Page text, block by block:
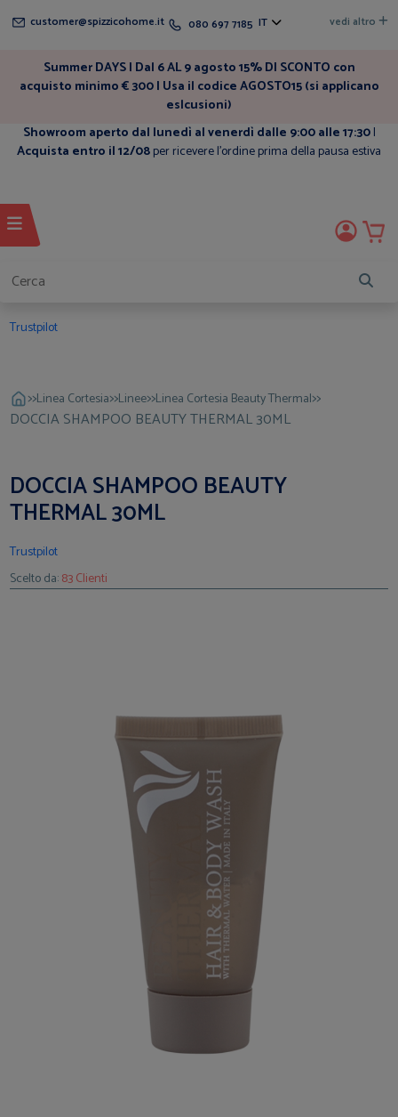
customer@spizzicohome.it 080 697 7185 IT vedi altro
Summer DAYS | Dal 6 AL 9 agosto 15% DI SCONTO con
acquisto minimo € 300 | Usa il codice AGOSTO15 (si applicano
eslcusioni)
Showroom aperto dal lunedì al venerdì dalle 9:00 alle 17:30|
Acquista entro il 12/08per ricevere l'ordine prima della pausa estiva
Trustpilot
>>Linea Cortesia>>Linee>>Linea Cortesia Beauty Thermal>>
DOCCIA SHAMPOO BEAUTY THERMAL 30ML
DOCCIA SHAMPOO BEAUTY
THERMAL 30ML
Trustpilot
Scelto da:83 Clienti